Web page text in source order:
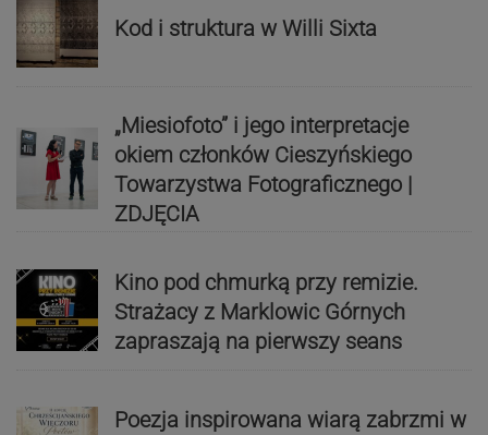
Kod i struktura w Willi Sixta
„Miesiofoto” i jego interpretacje
okiem członków Cieszyńskiego
Towarzystwa Fotograficznego |
ZDJĘCIA
Kino pod chmurką przy remizie.
Strażacy z Marklowic Górnych
zapraszają na pierwszy seans
Poezja inspirowana wiarą zabrzmi w